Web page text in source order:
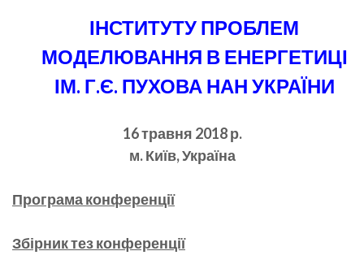
ІНСТИТУТУ ПРОБЛЕМ
МОДЕЛЮВАННЯ В ЕНЕРГЕТИЦІ
ІМ. Г.Є. ПУХОВА НАН УКРАЇНИ
16 травня 2018 р.
м. Київ, Україна
Програма конференції
Збірник тез конференції